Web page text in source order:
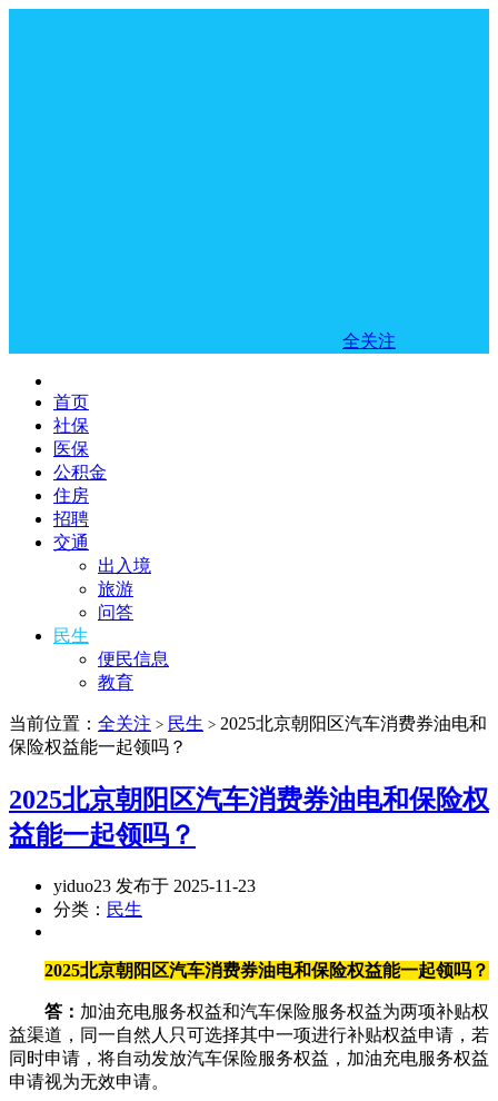
全关注
首页
社保
医保
公积金
住房
招聘
交通
出入境
旅游
问答
民生
便民信息
教育
当前位置： 全关注 > 民生 > 2025北京朝阳区汽车消费券油电和
保险权益能一起领吗？
2025北京朝阳区汽车消费券油电和保险权
益能一起领吗？
yiduo23 发布于 2025-11-23
分类： 民生
2025北京朝阳区汽车消费券油电和保险权益能一起领吗？
答： 加油充电服务权益和汽车保险服务权益为两项补贴权
益渠道，同一自然人只可选择其中一项进行补贴权益申请，若
同时申请，将自动发放汽车保险服务权益，加油充电服务权益
申请视为无效申请。